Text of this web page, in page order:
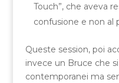
Touch”, che aveva
confusione e non al
Queste session, poi
invece un Bruce che
contemporanei ma